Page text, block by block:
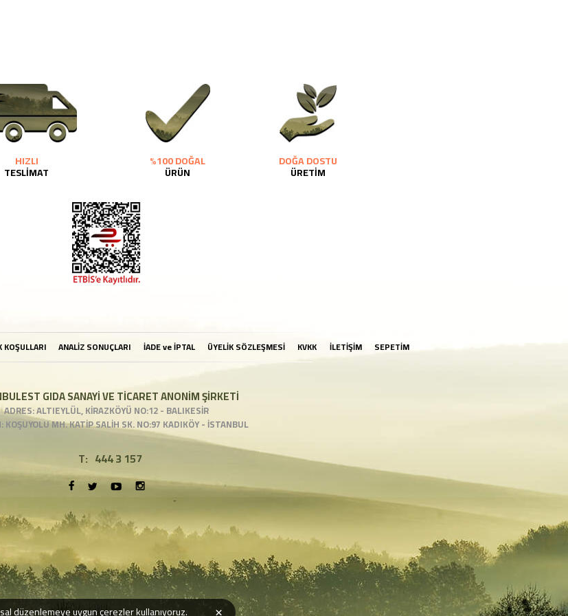
HIZLI
TESLİMAT
%100 DOĞAL
ÜRÜN
DOĞA DOSTU
ÜRETİM
KOŞULLARI ANALİZ SONUÇLARI İADE ve İPTAL ÜYELİK SÖZLEŞMESİ KVKK İLETİŞİM SEPETİM
GIDA SANAYİ VE TİCARET ANONİM ŞİRKETİ
ADRES: ALTIEYLÜL, KİRAZKÖYÜ NO:12 - BALIKESİR
KOŞUYOLU MH. KATİP SALİH SK. NO:97 KADIKÖY - İSTANBUL
T: 444 3 157
düzenlemeye uygun çerezler kullanıyoruz. ×